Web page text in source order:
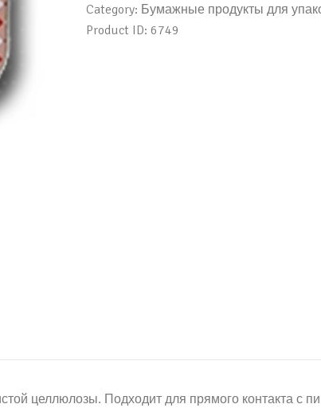
Category: Бумажные продукты для
Product ID:6749
целлюлозы. Подходит для прямого контакта с